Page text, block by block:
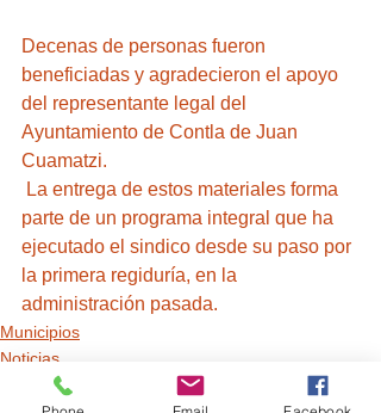
Decenas de personas fueron
beneficiadas y agradecieron el apoyo
del representante legal del
Ayuntamiento de Contla de Juan
Cuamatzi.
La entrega de estos materiales forma
parte de un programa integral que ha
ejecutado el sindico desde su paso por
la primera regiduría, en la
administración pasada.
Municipios
Noticias